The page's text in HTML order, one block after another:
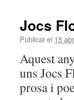
Jocs
Publicat el 15
Aquest
uns Jocs
prosa i